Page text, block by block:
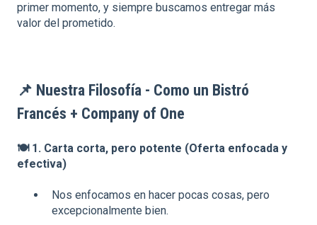
primer momento, y siempre buscamos entregar más
valor del prometido.
📌 Nuestra Filosofía - Como un Bistró
Francés + Company of One
🍽️1. Carta corta, pero potente (Oferta enfocada y
efectiva)
Nos enfocamos en hacer pocas cosas, pero
excepcionalmente bien.